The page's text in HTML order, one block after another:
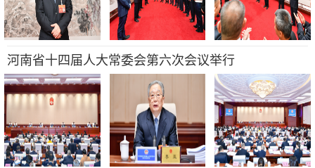
河南省十四届人大常委会第六次会议举行